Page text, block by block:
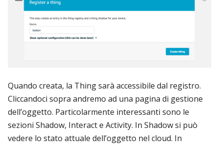
Quando creata, la Thing sarà accessibile dal registro.
Cliccandoci sopra andremo ad una pagina di gestione
dell’oggetto. Particolarmente interessanti sono le
sezioni Shadow, Interact e Activity. In Shadow si può
vedere lo stato attuale dell’oggetto nel cloud. In